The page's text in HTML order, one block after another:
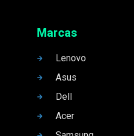
Marcas
Lenovo
Asus
Dell
Acer